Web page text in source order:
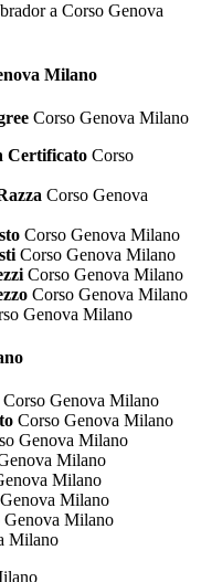
a Corso Genova
Milano
Corso Genova Milano
Certificato Corso
Corso Genova
Corso Genova Milano
Corso Genova Milano
Corso Genova Milano
Corso Genova Milano
Genova Milano
Corso Genova Milano
Corso Genova Milano
Genova Milano
Milano
Milano
Milano
Genova Milano
Milano